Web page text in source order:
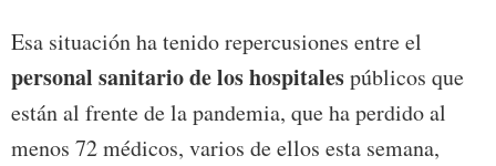
Esa situación ha tenido repercusiones entre el
personal sanitario de los hospitalespúblicos que
están al frente de la pandemia, que ha perdido al
menos 72 médicos, varios de ellos esta semana,